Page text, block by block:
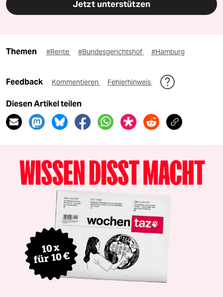
Jetzt unterstützen
Themen #Rente #Bundesgerichtshof #Hamburg
Feedback Kommentieren Fehlerhinweis
Diesen Artikel teilen